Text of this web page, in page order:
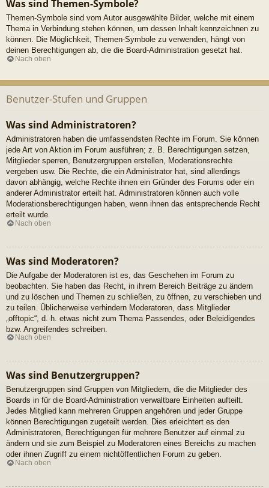
Was sind Themen-Symbole?
Themen-Symbole sind vom Autor ausgewählte Bilder, welche mit einem
Thema in Verbindung stehen können, um dessen Inhalt kennzeichnen zu
können. Die Möglichkeit, Themen-Symbole zu verwenden, hängt von
deinen Berechtigungen ab, die die Board-Administration gesetzt hat.
Nach oben
Benutzer-Stufen und Gruppen
Was sind Administratoren?
Administratoren haben die umfassendsten Rechte im Forum. Sie können
jede Art von Aktion im Forum ausführen; z. B. Berechtigungen setzen,
Mitglieder sperren, Benutzergruppen erstellen, Moderationsrechte
vergeben usw. Die Rechte, die ein Administrator hat, sind allerdings
davon abhängig, welche Rechte ihnen ein Gründer des Forums oder ein
anderer Administrator erteilt hat. Administratoren können auch volle
Moderationsberechtigungen haben, wenn ihnen das entsprechende Recht
erteilt wurde.
Nach oben
Was sind Moderatoren?
Die Aufgabe der Moderatoren ist es, das Geschehen im Forum zu
beobachten. Sie haben das Recht, in ihrem Bereich Beiträge zu ändern
und zu löschen und Themen zu schließen, zu öffnen, zu verschieben und
zu teilen. Üblicherweise verhindern Moderatoren, dass Mitglieder
„offtopic“, d. h. etwas nicht zum Thema Passendes, oder Beleidigendes
bzw. Angreifendes schreiben.
Nach oben
Was sind Benutzergruppen?
Benutzergruppen sind Gruppen von Mitgliedern, die die Mitglieder des
Boards in für die Board-Administration verwaltbare Einheiten aufteilt.
Jedes Mitglied kann mehreren Gruppen angehören und jeder Gruppe
können Berechtigungen zugeteilt werden. Dies erleichtert es den
Administratoren, Berechtigungen für mehrere Benutzer auf einmal zu
ändern und sie zum Beispiel zu Moderatoren eines Bereichs zu machen
oder ihnen Zugriff zu einem nichtöffentlichen Forum zu geben.
Nach oben